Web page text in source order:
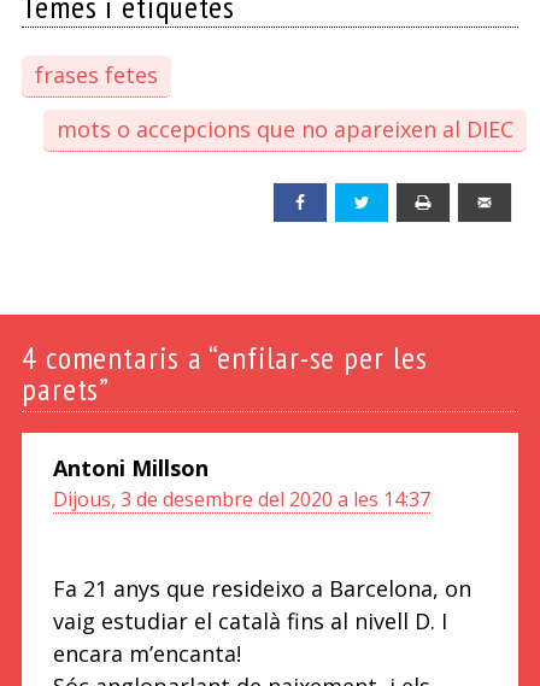
frases fetes
mots o accepcions que no apareixen al DIEC
Facebook Twitter
4 comentaris a “enfilar-se per les
parets”
Antoni Millson
Dijous, 3 de desembre del 2020 a les 14:37
Fa 21 anys que resideixo a Barcelona, on
vaig estudiar el català fins al nivell D. I
encara m’encanta!